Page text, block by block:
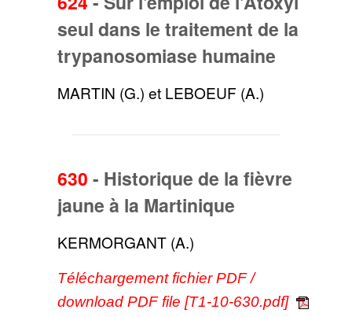
seul dans le traitement de la
trypanosomiase humaine
MARTIN (G.) et LEBOEUF (A.)
630 - Historique de la fièvre
jaune à la Martinique
KERMORGANT (A.)
Téléchargement fichier PDF /
download PDF file [T1-10-630.pdf]